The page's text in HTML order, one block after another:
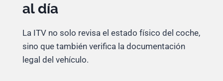
al día
La ITV no solo revisa el estado físico del coche,
sino que también verifica la documentación
legal del vehículo.